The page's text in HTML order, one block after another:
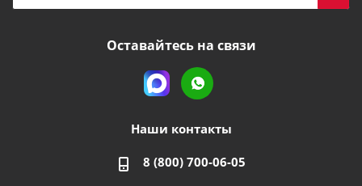
Оставайтесь на связи
Наши контакты
8 (800) 700-06-05